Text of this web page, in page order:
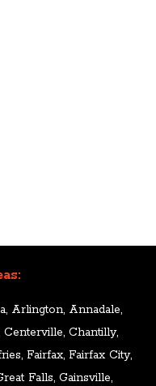
Arlington, Annadale,
Chantilly,
Fairfax, Fairfax City,
Falls, Gainsville,